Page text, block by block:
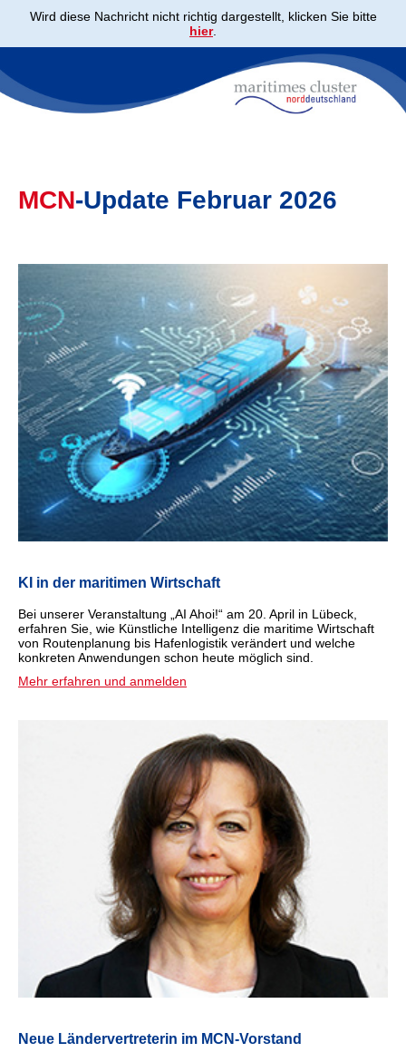
Wird diese Nachricht nicht richtig dargestellt, klicken Sie bitte
hier.
MCN-Update Februar 2026
KI in der maritimen Wirtschaft
Bei unserer Veranstaltung „AI Ahoi!“ am 20. April in Lübeck,
erfahren Sie, wie Künstliche Intelligenz die maritime Wirtschaft
von Routenplanung bis Hafenlogistik verändert und welche
konkreten Anwendungen schon heute möglich sind.
Mehr erfahren und anmelden
Neue Ländervertreterin im MCN-Vorstand